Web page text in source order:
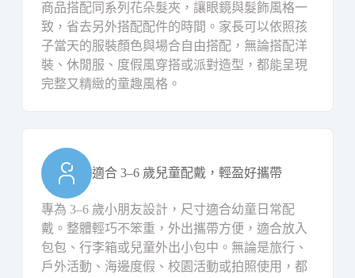
商品搭配同系列花朵髮夾，讓眼鏡與髮飾風格一
致，省去另外搭配配件的時間。家長可以依照孩
子當天的服裝顏色與場合自由搭配，無論搭配洋
裝、休閒服、度假風穿搭或派對造型，都能呈現
完整又精緻的童趣風格。
適合 3–6 歲兒童配戴，輕盈好攜帶
專為 3–6 歲小朋友設計，尺寸適合幼童日常配
戴。整體輕巧不笨重，外出攜帶方便，適合放入
包包、行李箱或兒童外出小包中。無論是旅行、
戶外活動、海邊度假、校園活動或拍照使用，都